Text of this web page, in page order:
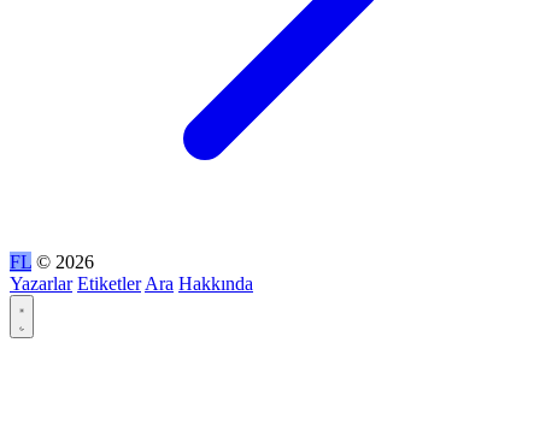
FL © 2026
Yazarlar Etiketler Ara Hakkında